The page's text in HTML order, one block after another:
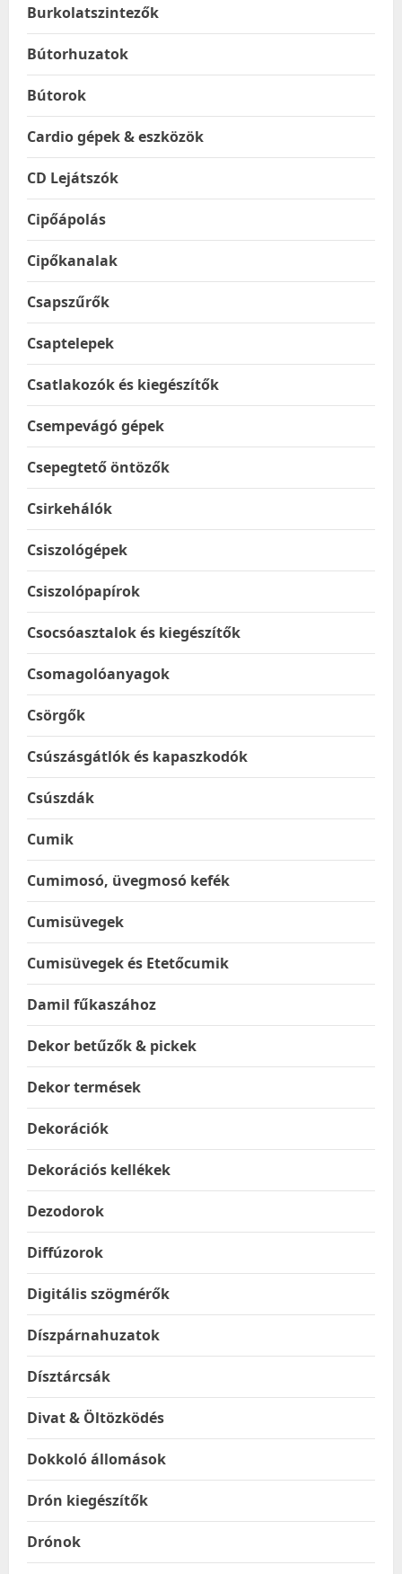
Burkolatszintezők
Bútorhuzatok
Bútorok
Cardio gépek & eszközök
CD Lejátszók
Cipőápolás
Cipőkanalak
Csapszűrők
Csaptelepek
Csatlakozók és kiegészítők
Csempevágó gépek
Csepegtető öntözők
Csirkehálók
Csiszológépek
Csiszolópapírok
Csocsóasztalok és kiegészítők
Csomagolóanyagok
Csörgők
Csúszásgátlók és kapaszkodók
Csúszdák
Cumik
Cumimosó, üvegmosó kefék
Cumisüvegek
Cumisüvegek és Etetőcumik
Damil fűkaszához
Dekor betűzők & pickek
Dekor termések
Dekorációk
Dekorációs kellékek
Dezodorok
Diffúzorok
Digitális szögmérők
Díszpárnahuzatok
Dísztárcsák
Divat & Öltözködés
Dokkoló állomások
Drón kiegészítők
Drónok